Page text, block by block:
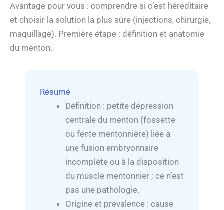
Avantage pour vous : comprendre si c’est héréditaire
et choisir la solution la plus sûre (injections, chirurgie,
maquillage). Première étape : définition et anatomie
du menton.
Résumé
Définition : petite dépression
centrale du menton (fossette
ou fente mentonnière) liée à
une fusion embryonnaire
incomplète ou à la disposition
du muscle mentonnier ; ce n’est
pas une pathologie.
Origine et prévalence : cause